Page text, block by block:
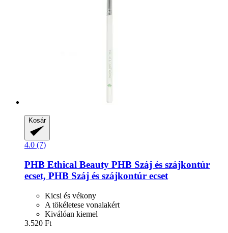
Kosár
4.0 (7)
PHB Ethical Beauty PHB Száj és szájkontúr
ecset, PHB Száj és szájkontúr ecset
Kicsi és vékony
A tökéletese vonalakért
Kiválóan kiemel
3.520 Ft